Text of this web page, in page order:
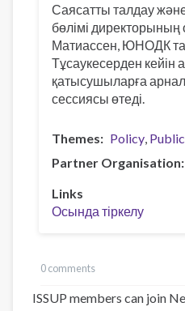
Саясатты талдау
бөлімі
Матиассен, ЮНОДК
Тұсаукесерден кейін
қатысушыларға
сессиясы өтеді.
Themes Policy
Partner Organisation
Links
Осында тіркелу
0 comments
ISSUP members can join